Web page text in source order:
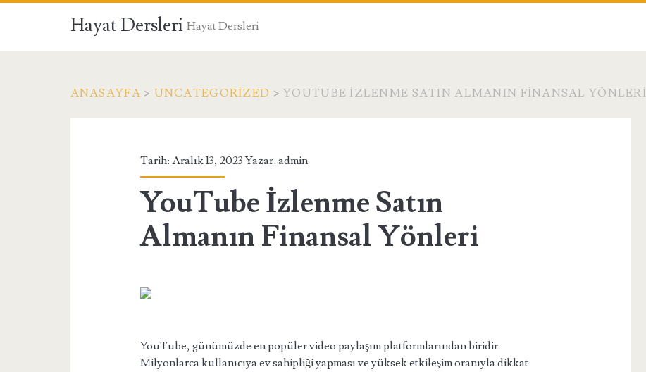
Hayat Dersleri Hayat Dersleri
ANASAYFA > UNCATEGORIZED >YOUTUBE İZLENME SATIN ALMANIN FINANSAL YÖNLERI
Tarih: Aralık 13, 2023 Yazar:admin
YouTube İzlenme Satın
Almanın Finansal Yönleri
YouTube, günümüzde en popüler video paylaşım platformlarından biridir.
Milyonlarca kullanıcıya ev sahipliği yapması ve yüksek etkileşim oranıyla dikkat